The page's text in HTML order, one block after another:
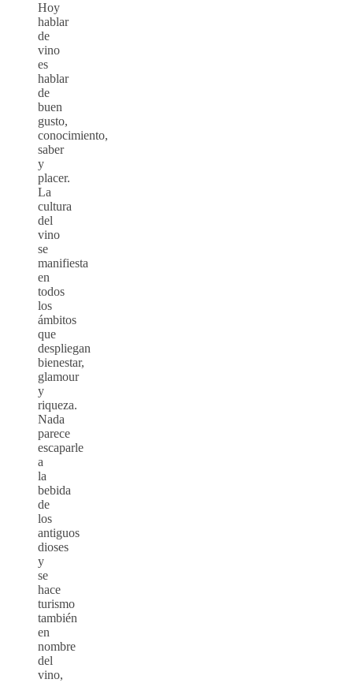
Hoy
hablar
de
vino
es
hablar
de
buen
gusto,
conocimiento,
saber
y
placer.
La
cultura
del
vino
se
manifiesta
en
todos
los
ámbitos
que
despliegan
bienestar,
glamour
y
riqueza.
Nada
parece
escaparle
a
la
bebida
de
los
antiguos
dioses
y
se
hace
turismo
también
en
nombre
del
vino,